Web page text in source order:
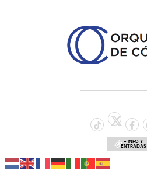
+ INFO Y
ENTRADAS